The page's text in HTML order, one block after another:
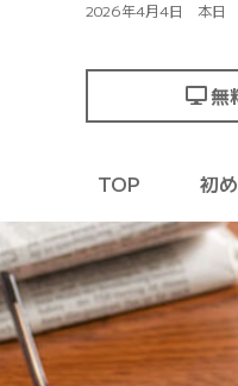
2026年4月4日 本日
無
TOP 初